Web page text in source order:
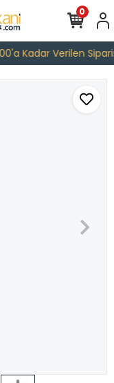
Kadar Verilen
0